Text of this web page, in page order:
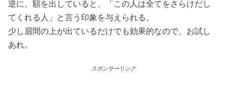
逆に、額を出していると、「この人は全てをさらけだし
てくれる人」と言う印象を与えられる。
少し眉間の上が出ているだけでも効果的なので、お試し
あれ。
スポンサーリンク